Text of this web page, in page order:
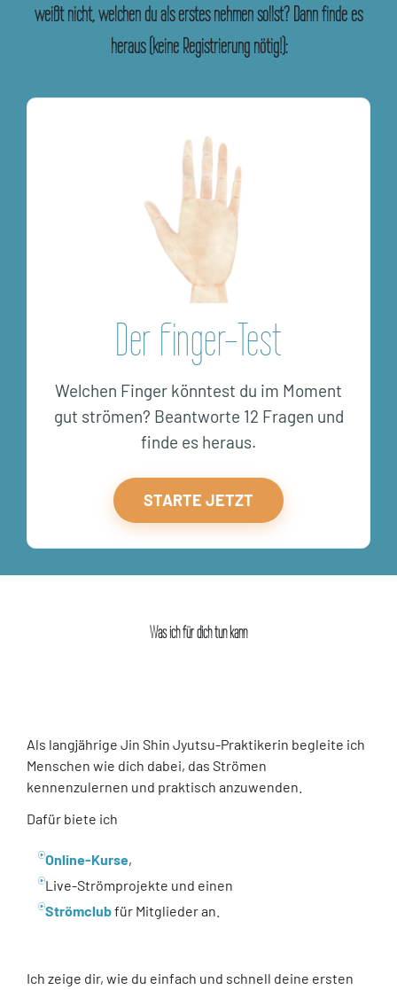
weißt nicht, welchen du als erstes nehmen sollst? Dann finde es
heraus (keine Registrierung nötig!):
Der Finger-Test
Welchen Finger könntest du im Moment
gut strömen? Beantworte 12 Fragen und
finde es heraus.
STARTE JETZT
Was ich für dich tun kann
Als langjährige Jin Shin Jyutsu-Praktikerin begleite ich
Menschen wie dich dabei, das Strömen
kennenzulernen und praktisch anzuwenden.
Dafür biete ich
Online-Kurse,
Live-Strömprojekte und einen
Strömclubfür Mitglieder an.
Ich zeige dir, wie du einfach und schnell deine ersten